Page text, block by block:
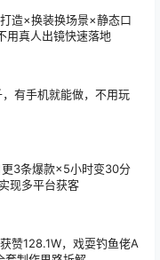
造×换装换场景×静态口
用真人出镜快速落地
有手机就能做，不用玩
3条爆款×5小时变30分
现多平台获客
赞128.1W，戏耍钓鱼佬A